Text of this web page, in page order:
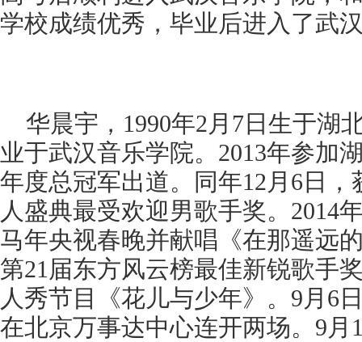
学校成绩优秀，毕业后进入了武
华晨宇，1990年2月7日生于湖
业于武汉音乐学院。2013年参加
年度总冠军出道。同年12月6日
人盛典最受欢迎男歌手奖。2014
马年央视春晚并献唱《在那遥远
第21届东方风云榜最佳新锐歌手
人秀节目《花儿与少年》。9月6
在北京万事达中心连开两场。9月